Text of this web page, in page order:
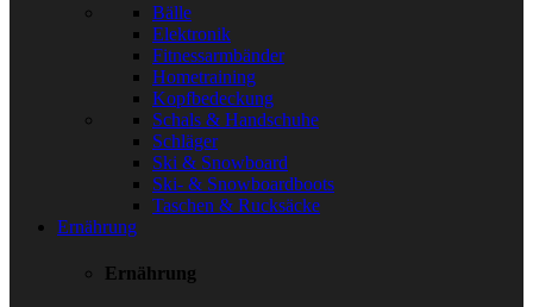
Bälle
Elektronik
Fitnessarmbänder
Hometraining
Kopfbedeckung
Schals & Handschuhe
Schläger
Ski & Snowboard
Ski- & Snowboardboots
Taschen & Rucksäcke
Ernährung
Ernährung